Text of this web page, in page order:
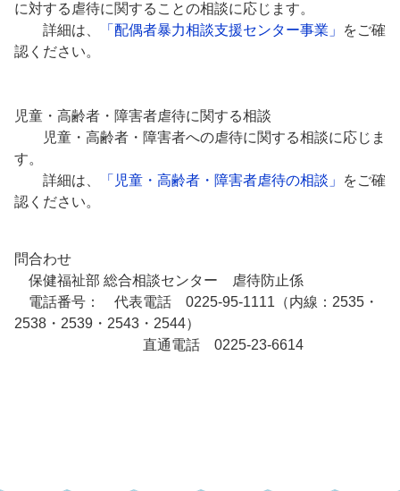
に対する虐待に関することの相談に応じます。
詳細は、
「配偶者暴力相談支援センター事業」
をご確
認ください。
児童・高齢者・障害者虐待に関する相談
児童・高齢者・障害者への虐待に関する相談に応じま
す。
詳細は、
「児童・高齢者・障害者虐待の相談」
をご確
認ください。
問合わせ
保健福祉部 総合相談センター 虐待防止係
電話番号： 代表電話 0225-95-1111（内線：2535・
2538・2539・2543・2544）
直通電話 0225-23-6614